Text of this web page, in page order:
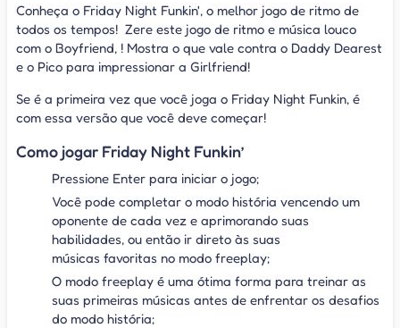
Conheça o Friday Night Funkin', o melhor jogo de ritmo de
todos os tempos! Zere este jogo de ritmo e música louco
com o Boyfriend, ! Mostra o que vale contra o Daddy Dearest
e o Pico para impressionar a Girlfriend!
Se é a primeira vez que você joga o Friday Night Funkin, é
com essa versão que você deve começar!
Como jogar Friday Night Funkin’
Pressione Enter para iniciar o jogo;
Você pode completar o modo história vencendo um
oponente de cada vez e aprimorando suas
habilidades, ou então ir direto às suas
músicas favoritas no modo freeplay;
O modo freeplay é uma ótima forma para treinar as
suas primeiras músicas antes de enfrentar os desafios
do modo história;